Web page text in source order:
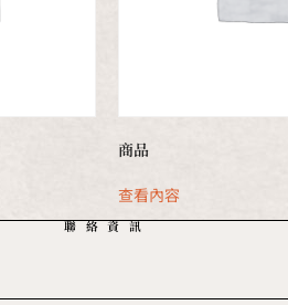
商品
查看內容
聯絡資訊